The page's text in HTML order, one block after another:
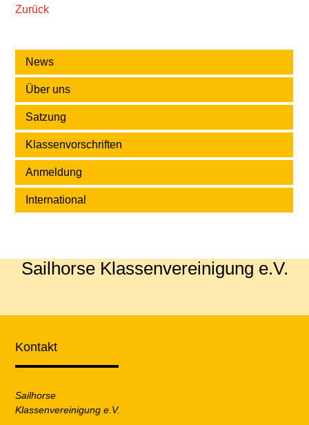
Zurück
News
Über uns
Satzung
Klassenvorschriften
Anmeldung
International
Sailhorse Klassenvereinigung e.V.
Kontakt
Sailhorse
Klassenvereinigung e.V.